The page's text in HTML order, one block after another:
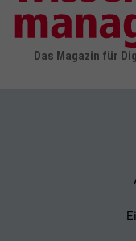
Das Magazin für